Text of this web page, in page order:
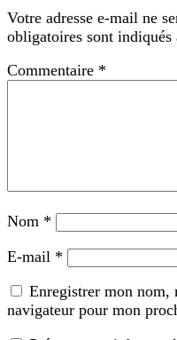
Votre adresse e-mail ne
obligatoires sont indiqués
Commentaire *
Nom *
E-mail *
Enregistrer mon nom,
navigateur pour mon